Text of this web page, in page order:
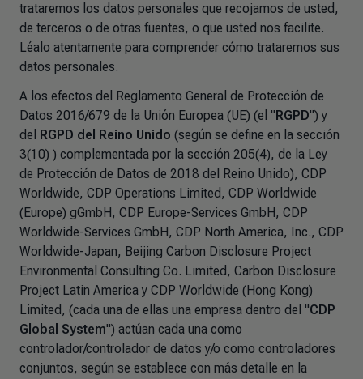
trataremos los datos personales que recojamos de usted,
de terceros o de otras fuentes, o que usted nos facilite.
Léalo atentamente para comprender cómo trataremos sus
datos personales.
A los efectos del Reglamento General de Protección de
Datos 2016/679 de la Unión Europea (UE) (el "RGPD") y
del RGPD del Reino Unido (según se define en la sección
3(10) ) complementada por la sección 205(4), de la Ley
de Protección de Datos de 2018 del Reino Unido), CDP
Worldwide, CDP Operations Limited, CDP Worldwide
(Europe) gGmbH, CDP Europe-Services GmbH, CDP
Worldwide-Services GmbH, CDP North America, Inc., CDP
Worldwide-Japan, Beijing Carbon Disclosure Project
Environmental Consulting Co. Limited, Carbon Disclosure
Project Latin America y CDP Worldwide (Hong Kong)
Limited, (cada una de ellas una empresa dentro del "CDP
Global System") actúan cada una como
controlador/controlador de datos y/o como controladores
conjuntos, según se establece con más detalle en la